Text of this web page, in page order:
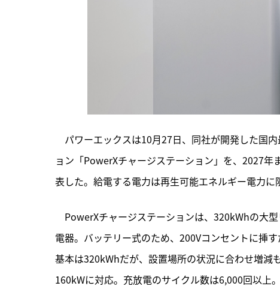
パワーエックスは10月27日、同社が開発した国
ョン「PowerXチャージステーション」を、2027
表した。給電する電力は再生可能エネルギー電力
PowerXチャージステーションは、 320kWhの大
電器。バッテリー式のため、200Vコンセントに挿
基本は320kWhだが、設置場所の状況に合わせ増減
160kWに対応。充放電のサイクル数は6,000回以上